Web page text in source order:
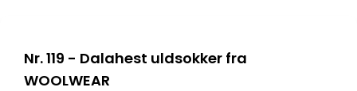
Nr. 119 - Dalahest uldsokker fra
WOOLWEAR